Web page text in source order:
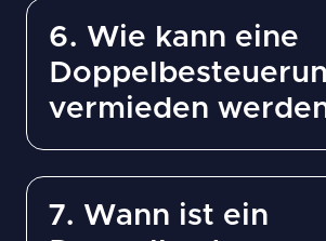
6. Wie kann eine
vermieden
7. Wann ist ein